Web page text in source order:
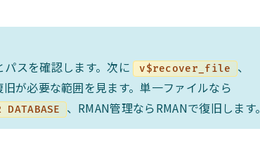
スを確認します。次に v$recover_file
、
が必要な範囲を見ます。単一ファイルなら
DATABASE 、RMAN管理ならRMANで復旧します。